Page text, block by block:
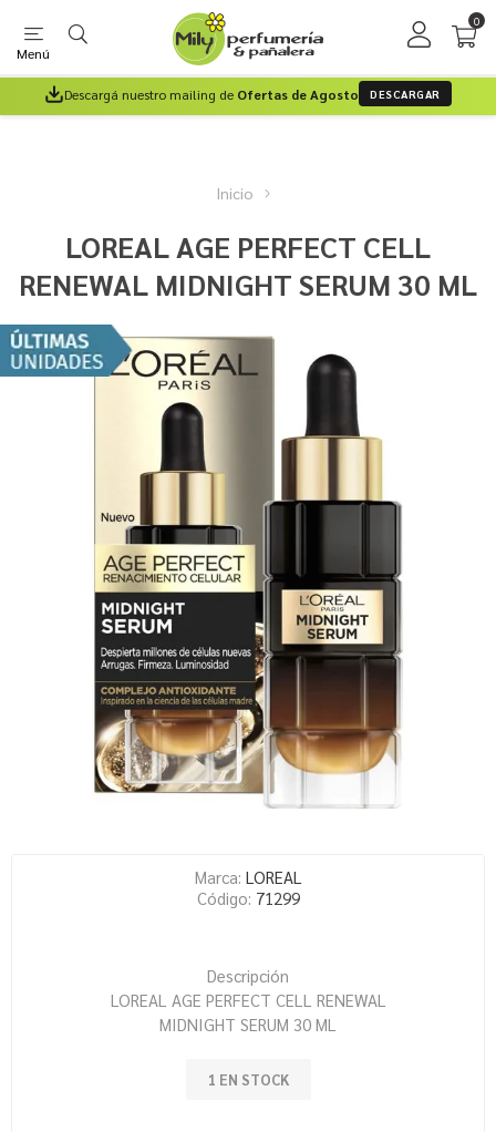
Menú
0
Descargá nuestro mailing de Ofertas de Agosto DESCARGAR
Inicio
LOREAL AGE PERFECT CELL
RENEWAL MIDNIGHT SERUM 30 ML
Marca: LOREAL
Código: 71299
Descripción
LOREAL AGE PERFECT CELL RENEWAL
MIDNIGHT SERUM 30 ML
1 EN STOCK